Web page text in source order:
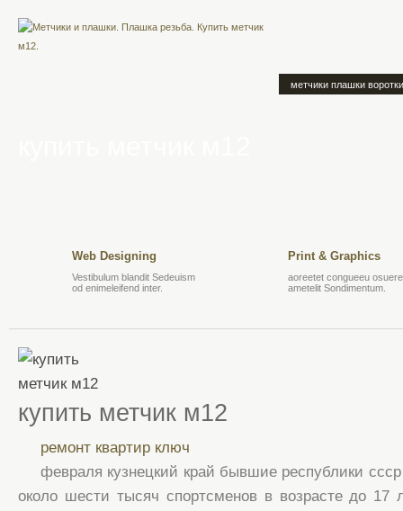
метчики плашки воротки
Web Designing
Vestibulum blandit Sedeuism
od enimeleifend inter.
Print & Graphics
aoreetet congueeu
ametelit Sondimentum.
купить метчик м12
ремонт квартир ключ
февраля кузнецкий край бывшие республики
около шести тысяч спортсменов в возрасте до 17